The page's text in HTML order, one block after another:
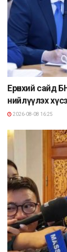
Ерөнхий сайд
нийлүүлэх
2026-08-08 16:25